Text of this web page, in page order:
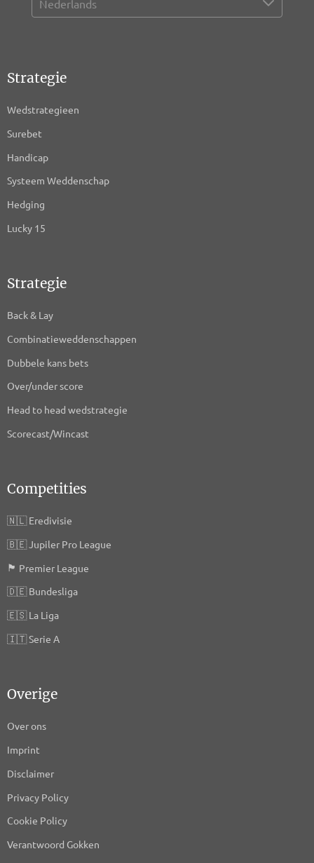
Strategie
Wedstrategieen
Surebet
Handicap
Systeem Weddenschap
Hedging
Lucky 15
Strategie
Back & Lay
Combinatieweddenschappen
Dubbele kans bets
Over/under score
Head to head wedstrategie
Scorecast/Wincast
Competities
🇳🇱Eredivisie
🇧🇪Jupiler Pro League
🏴󠁧󠁢󠁥󠁮󠁧󠁿 Premier League
🇩🇪Bundesliga
🇪🇸La Liga
🇮🇹Serie A
Overige
Over ons
Imprint
Disclaimer
Privacy Policy
Cookie Policy
Verantwoord Gokken